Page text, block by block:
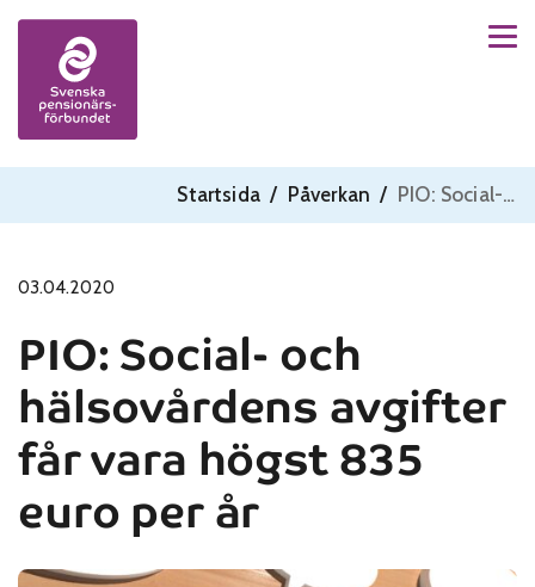
Skip to content
Startsida / Påverkan / PIO: Social- och hälsovårdens avgifter får vara högst 835 euro per år
03.04.2020
PIO: Social- och
hälsovårdens avgifter
får vara högst 835
euro per år